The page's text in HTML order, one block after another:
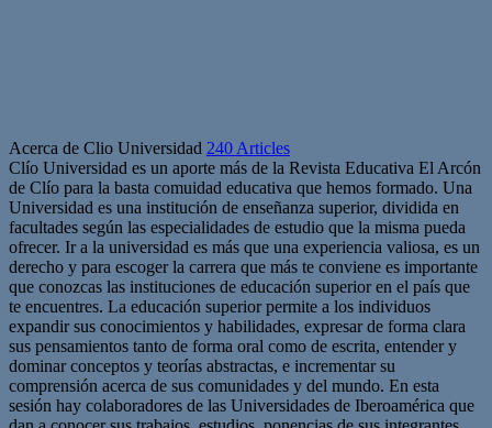
Acerca de Clio Universidad 240 Articles
Clío Universidad es un aporte más de la Revista Educativa El Arcón
de Clío para la basta comuidad educativa que hemos formado. Una
Universidad es una institución de enseñanza superior, dividida en
facultades según las especialidades de estudio que la misma pueda
ofrecer. Ir a la universidad es más que una experiencia valiosa, es un
derecho y para escoger la carrera que más te conviene es importante
que conozcas las instituciones de educación superior en el país que
te encuentres. La educación superior permite a los individuos
expandir sus conocimientos y habilidades, expresar de forma clara
sus pensamientos tanto de forma oral como de escrita, entender y
dominar conceptos y teorías abstractas, e incrementar su
comprensión acerca de sus comunidades y del mundo. En esta
sesión hay colaboradores de las Universidades de Iberoamérica que